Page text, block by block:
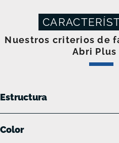
Nuestros criterios de
Abri Plus
Estructura
Color